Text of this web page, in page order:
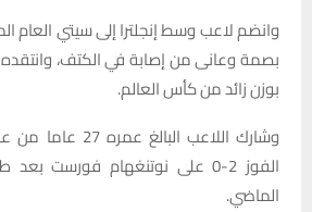
وانضم لاعب وسط إنجلترا إلى سيتي العام
بصمة وعانى من إصابة في الكتف، وانتقده
بوزن زائد من كأس العالم.
وشارك اللاعب
الفوز 2-0 على نوتنغهام فورست
الماضي.